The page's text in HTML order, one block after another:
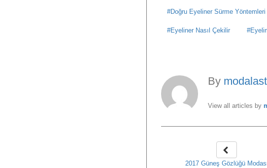
Doğru Eyeliner Sürme Yöntemleri
Eyeliner Nasıl Çekilir
By modalast
View all articles by
2017 Güneş Gözlüğü